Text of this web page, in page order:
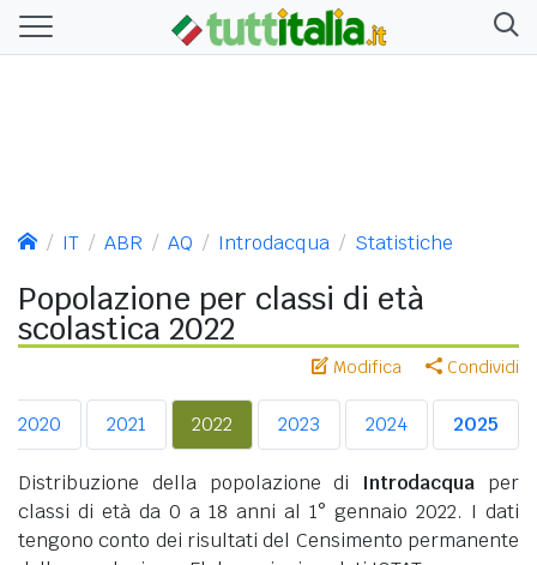
IT ABR AQ Introdacqua Statistiche
Popolazione per classi di età
scolastica 2022
Modifica Condividi
2020 2021 2022 2023 2024 2025
Distribuzione della popolazione di Introdacqua per
classi di età da 0 a 18 anni al 1° gennaio 2022. I dati
tengono conto dei risultati del Censimento permanente